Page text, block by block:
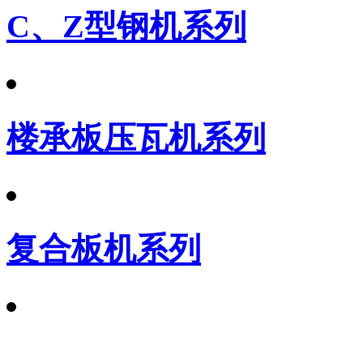
C、Z型钢机系列
楼承板压瓦机系列
复合板机系列